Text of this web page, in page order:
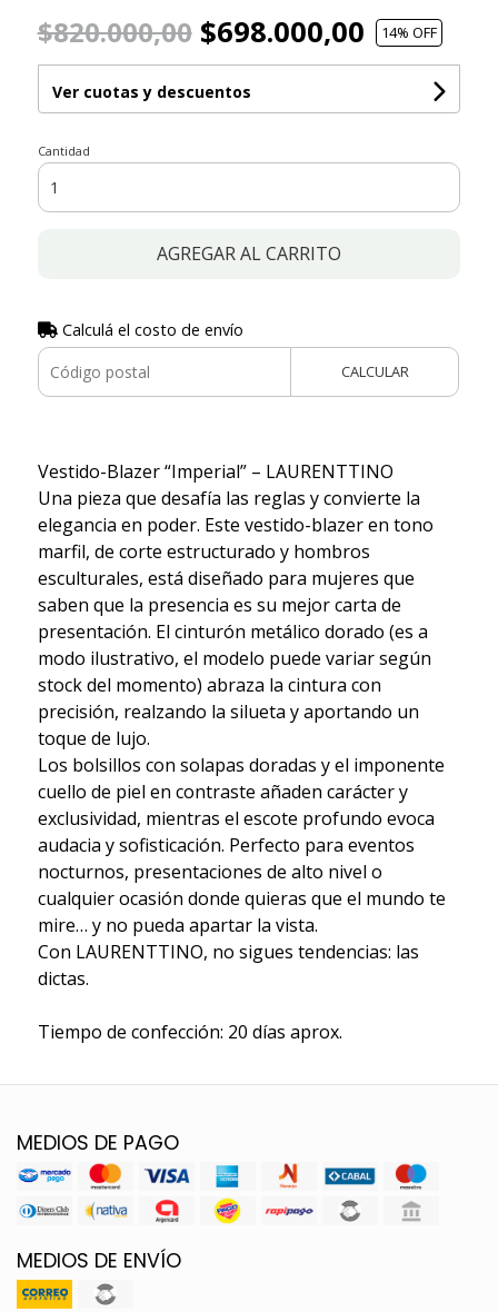
$820.000,00$698.000,00 14% OFF
Ver cuotas y descuentos
Cantidad
AGREGAR AL CARRITO
Calculá el costo de envío
CALCULAR
Vestido-Blazer “Imperial” – LAURENTTINO
Una pieza que desafía las reglas y convierte la
elegancia en poder. Este vestido-blazer en tono
marfil, de corte estructurado y hombros
esculturales, está diseñado para mujeres que
saben que la presencia es su mejor carta de
presentación. El cinturón metálico dorado (es a
modo ilustrativo, el modelo puede variar según
stock del momento) abraza la cintura con
precisión, realzando la silueta y aportando un
toque de lujo.
Los bolsillos con solapas doradas y el imponente
cuello de piel en contraste añaden carácter y
exclusividad, mientras el escote profundo evoca
audacia y sofisticación. Perfecto para eventos
nocturnos, presentaciones de alto nivel o
cualquier ocasión donde quieras que el mundo te
mire… y no pueda apartar la vista.
Con LAURENTTINO, no sigues tendencias: las
dictas.
Tiempo de confección: 20 días aprox.
MEDIOS DE PAGO
MEDIOS DE ENVÍO